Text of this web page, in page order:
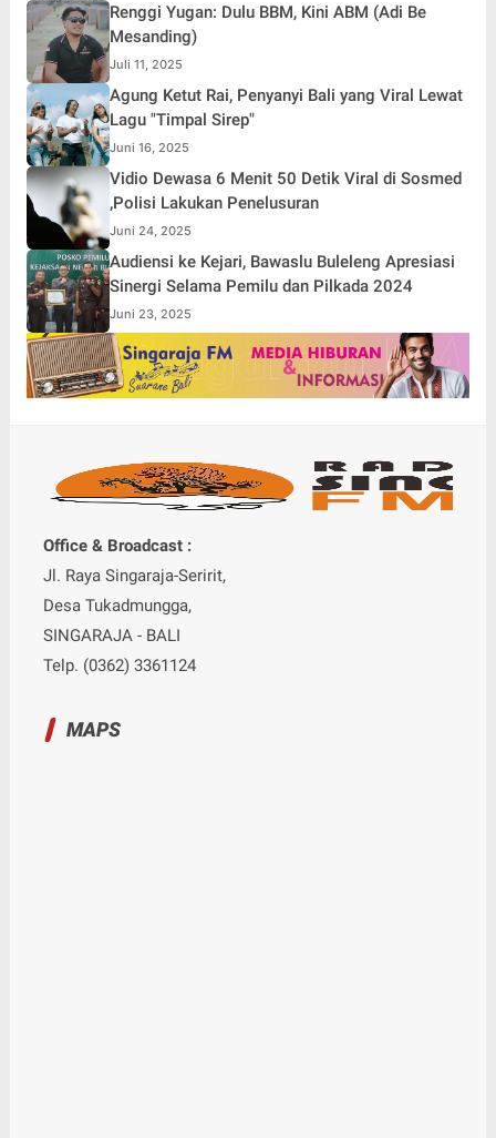
Renggi Yugan: Dulu BBM, Kini ABM (Adi Be
Mesanding)
Juli 11, 2025
Agung Ketut Rai, Penyanyi Bali yang Viral Lewat
Lagu "Timpal Sirep"
Juni 16, 2025
Vidio Dewasa 6 Menit 50 Detik Viral di Sosmed
,Polisi Lakukan Penelusuran
Juni 24, 2025
Audiensi ke Kejari, Bawaslu Buleleng Apresiasi
Sinergi Selama Pemilu dan Pilkada 2024
Juni 23, 2025
Office & Broadcast :
Jl. Raya Singaraja-Seririt,
Desa Tukadmungga,
SINGARAJA - BALI
Telp. (0362) 3361124
MAPS